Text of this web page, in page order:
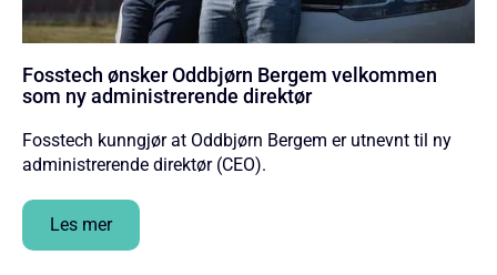
Fosstech ønsker Oddbjørn Bergem velkommen
som ny administrerende direktør
Fosstech kunngjør at Oddbjørn Bergem er utnevnt til ny
administrerende direktør (CEO).
Les mer